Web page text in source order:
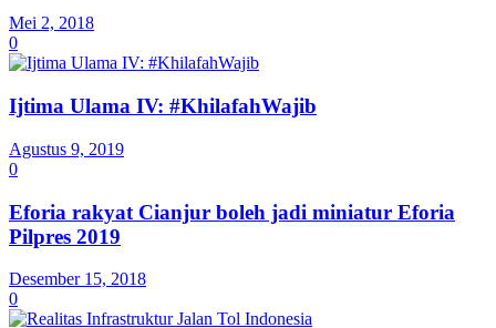
Mei 2, 2018
0
Ijtima Ulama IV: #KhilafahWajib
Agustus 9, 2019
0
Eforia rakyat Cianjur boleh jadi miniatur Eforia
Pilpres 2019
Desember 15, 2018
0